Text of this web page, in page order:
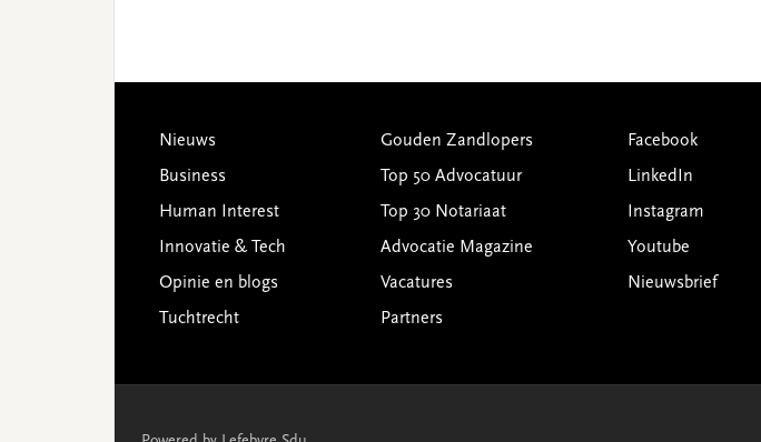
Footer
Nieuws
Business
Human Interest
Innovatie & Tech
Opinie en blogs
Tuchtrecht
Gouden Zandlopers
Top 50 Advocatuur
Top 30 Notariaat
Advocatie Magazine
Vacatures
Partners
Facebook
LinkedIn
Instagram
Youtube
Nieuwsbrief